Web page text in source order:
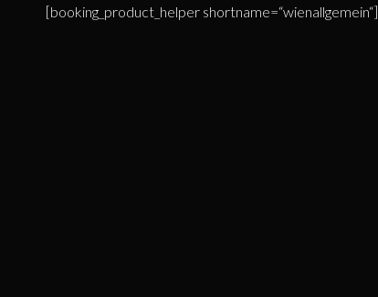
[booking_product_helper shortname=“wienallgemein“]
Konzertbericht